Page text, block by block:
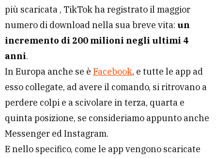
più scaricata , TikTok ha registrato il maggior
numero di download nella sua breve vita: un
incremento di 200 milioni negli ultimi 4
anni.
In Europa anche se è Facebook, e tutte le app ad
esso collegate, ad avere il comando, si ritrovano a
perdere colpi e a scivolare in terza, quarta e
quinta posizione, se consideriamo appunto anche
Messenger ed Instagram.
E nello specifico, come le app vengono scaricate